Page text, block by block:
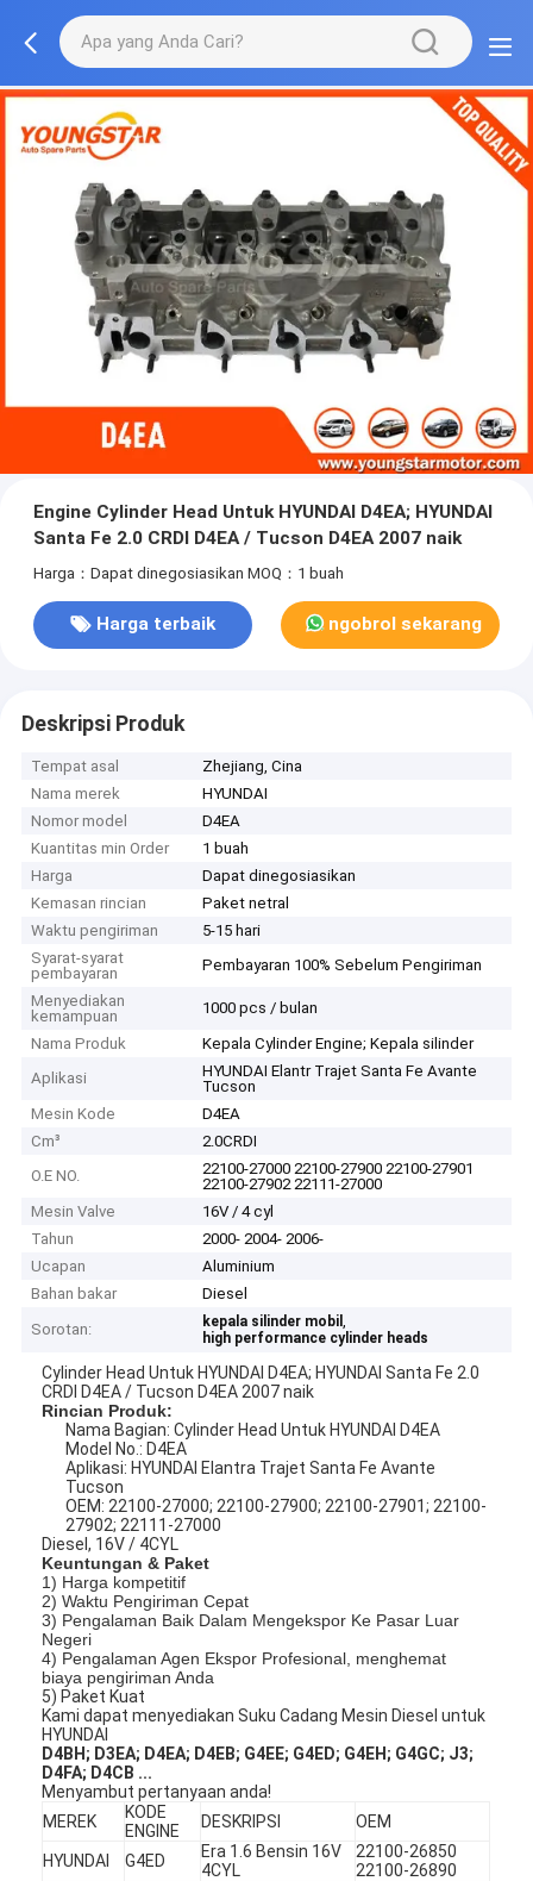
Engine Cylinder Head Untuk HYUNDAI D4EA; HYUNDAI
Santa Fe 2.0 CRDI D4EA / Tucson D4EA 2007 naik
Harga：Dapat dinegosiasikan MOQ：1 buah
Harga terbaik ngobrol sekarang
Deskripsi Produk
Tempat asal
Zhejiang, Cina
Nama merek
HYUNDAI
Nomor model
D4EA
Kuantitas min Order
1 buah
Harga
Dapat dinegosiasikan
Kemasan rincian
Paket netral
Waktu pengiriman
5-15 hari
Syarat-syarat
pembayaran
Pembayaran 100% Sebelum Pengiriman
Menyediakan
kemampuan
1000 pcs / bulan
Nama Produk
Kepala Cylinder Engine; Kepala silinder
Aplikasi
HYUNDAI Elantr Trajet Santa Fe Avante
Tucson
Mesin Kode
D4EA
Cm³
2.0CRDI
O.E NO.
22100-27000 22100-27900 22100-27901
22100-27902 22111-27000
Mesin Valve
16V / 4 cyl
Tahun
2000- 2004- 2006-
Ucapan
Aluminium
Bahan bakar
Diesel
Sorotan:
kepala silinder mobil,
high performance cylinder heads
Cylinder Head Untuk HYUNDAI D4EA; HYUNDAI Santa Fe 2.0
CRDI D4EA / Tucson D4EA 2007 naik
Rincian Produk:
Nama Bagian: Cylinder Head Untuk HYUNDAI D4EA
Model No.: D4EA
Aplikasi: HYUNDAI Elantra Trajet Santa Fe Avante
Tucson
OEM: 22100-27000; 22100-27900; 22100-27901; 22100-
27902; 22111-27000
Diesel, 16V / 4CYL
Keuntungan & Paket
1) Harga kompetitif
2) Waktu Pengiriman Cepat
3) Pengalaman Baik Dalam Mengekspor Ke Pasar Luar
Negeri
4) Pengalaman Agen Ekspor Profesional, menghemat
biaya pengiriman Anda
5) Paket Kuat
Kami dapat menyediakan Suku Cadang Mesin Diesel untuk
HYUNDAI
D4BH; D3EA; D4EA; D4EB; G4EE; G4ED; G4EH; G4GC; J3;
D4FA; D4CB ...
Menyambut pertanyaan anda!
MEREK
KODE
ENGINE
DESKRIPSI OEM
HYUNDAI G4ED
Era 1.6 Bensin 16V
4CYL
22100-26850
22100-26890